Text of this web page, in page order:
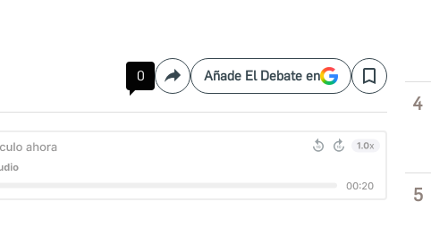
0 CompartirAñade El Debate en Save